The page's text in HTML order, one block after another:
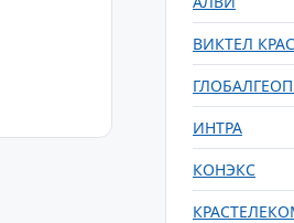
ВИКТЕЛ
ИНТРА
КОНЭКС